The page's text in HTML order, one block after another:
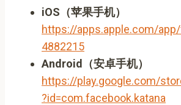
iOS（苹果手机）
https://apps.apple.com/
4882215
Android（安卓手机）
https://play.google.com/
?id=com.facebook.katana